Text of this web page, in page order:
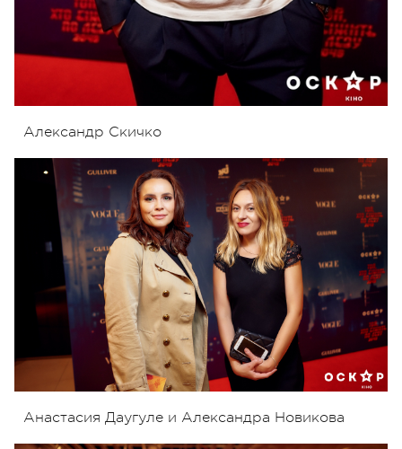
Александр Скичко
Анастасия Даугуле и Александра Новикова